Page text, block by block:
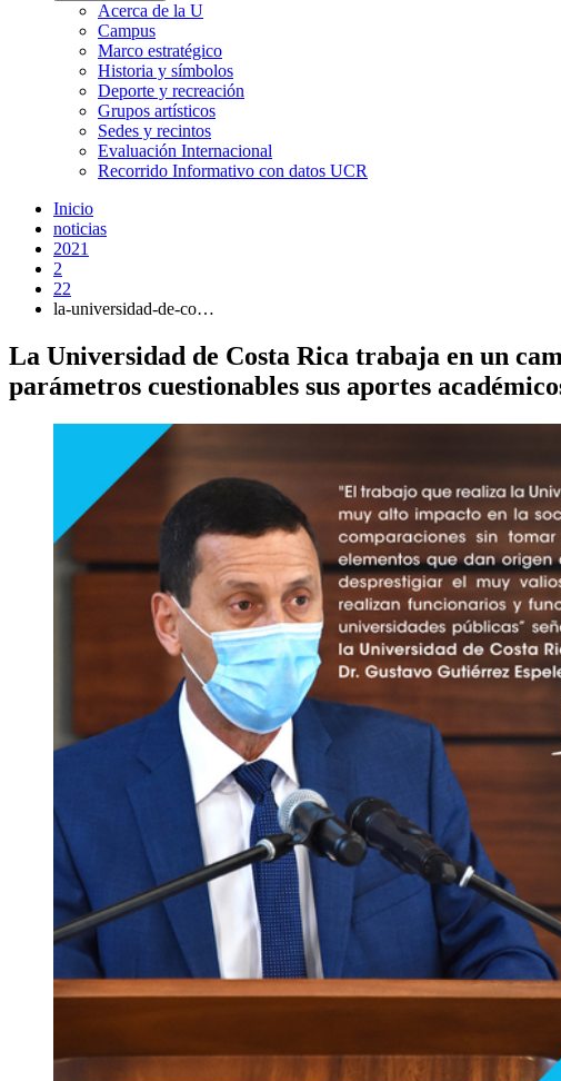
Acerca de la U
Campus
Marco estratégico
Historia y símbolos
Deporte y recreación
Grupos artísticos
Sedes y recintos
Evaluación Internacional
Recorrido Informativo con datos UCR
Inicio
noticias
2021
2
22
la-universidad-de-co…
La Universidad de Costa Rica trabaja en un
parámetros cuestionables sus aportes